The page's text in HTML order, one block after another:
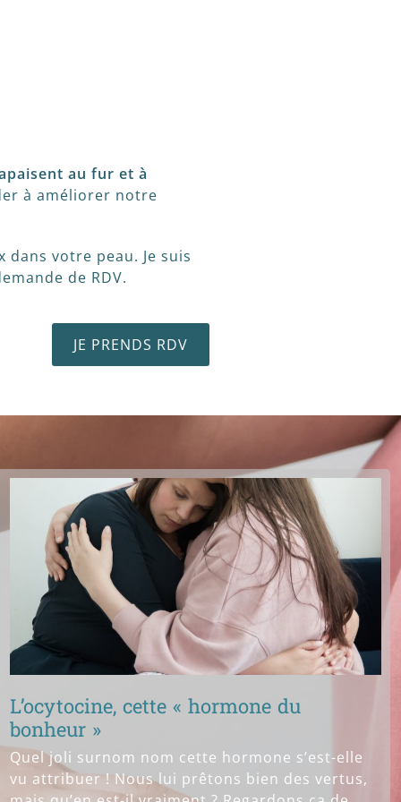
au fur et à
à améliorer notre
votre peau. Je suis
de RDV.
JE PRENDS RDV
L’ocytocine, cette « hormone du
bonheur »
Quel joli surnom nom cette hormone s’est-elle
vu attribuer ! Nous lui prêtons bien des vertus,